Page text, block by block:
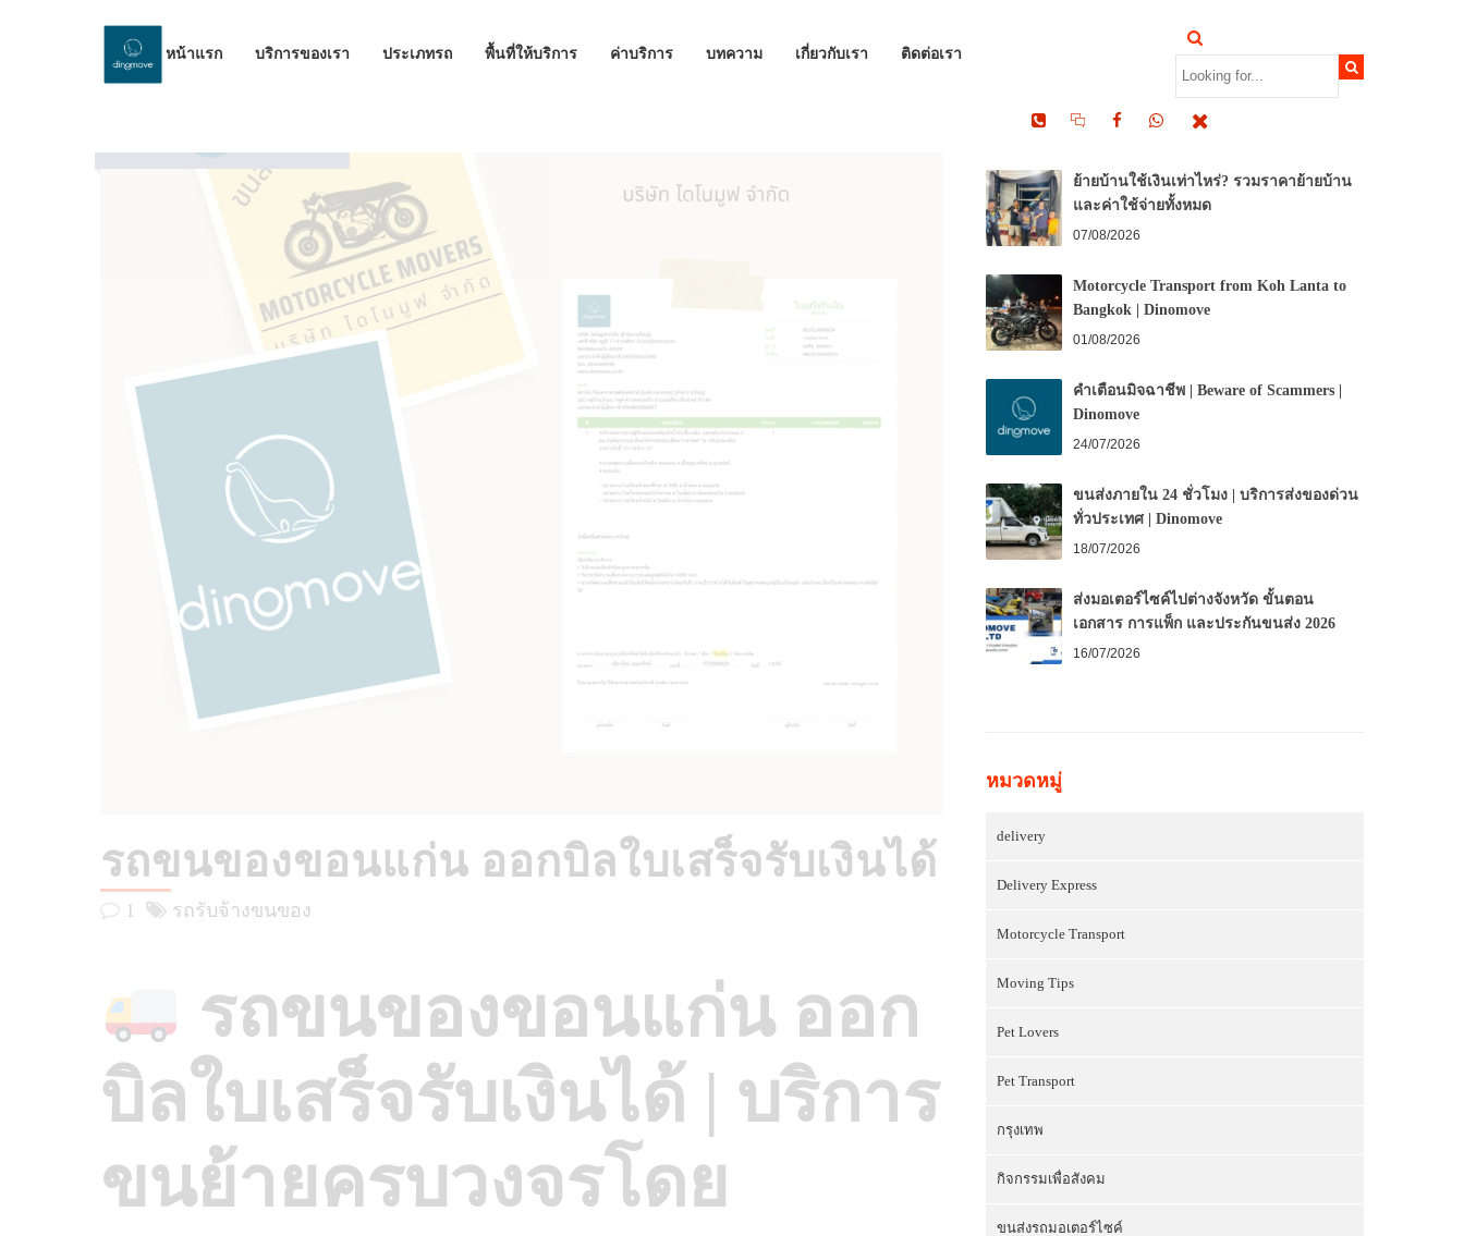
หน้าแรก บริการของเรา ประเภทรถ พื้นที่ให้บริการ ค่าบริการ บทความ เกี่ยวกับเรา ติดต่อเรา
รถขนของขอนแก่น ออกบิลใบเสร็จรับเงินได้
1 รถรับจ้างขนของ
รถขนของขอนแก่น ออก
บิลใบเสร็จรับเงินได้ | บริการ
ขนย้ายครบวงจรโดย
RECENT POSTS
ย้ายบ้านใช้เงินเท่าไหร่? รวมราคาย้ายบ้าน
และค่าใช้จ่ายทั้งหมด
07/08/2026
Motorcycle Transport from Koh Lanta to
Bangkok | Dinomove
01/08/2026
คำเตือนมิจฉาชีพ | Beware of Scammers |
Dinomove
24/07/2026
ขนส่งภายใน 24 ชั่วโมง | บริการส่งของด่วน
ทั่วประเทศ | Dinomove
18/07/2026
ส่งมอเตอร์ไซค์ไปต่างจังหวัด ขั้นตอน
เอกสาร การแพ็ก และประกันขนส่ง 2026
16/07/2026
หมวดหมู่
delivery
Delivery Express
Motorcycle Transport
Moving Tips
Pet Lovers
Pet Transport
กรุงเทพ
กิจกรรมเพื่อสังคม
ขนส่งรถมอเตอร์ไซค์